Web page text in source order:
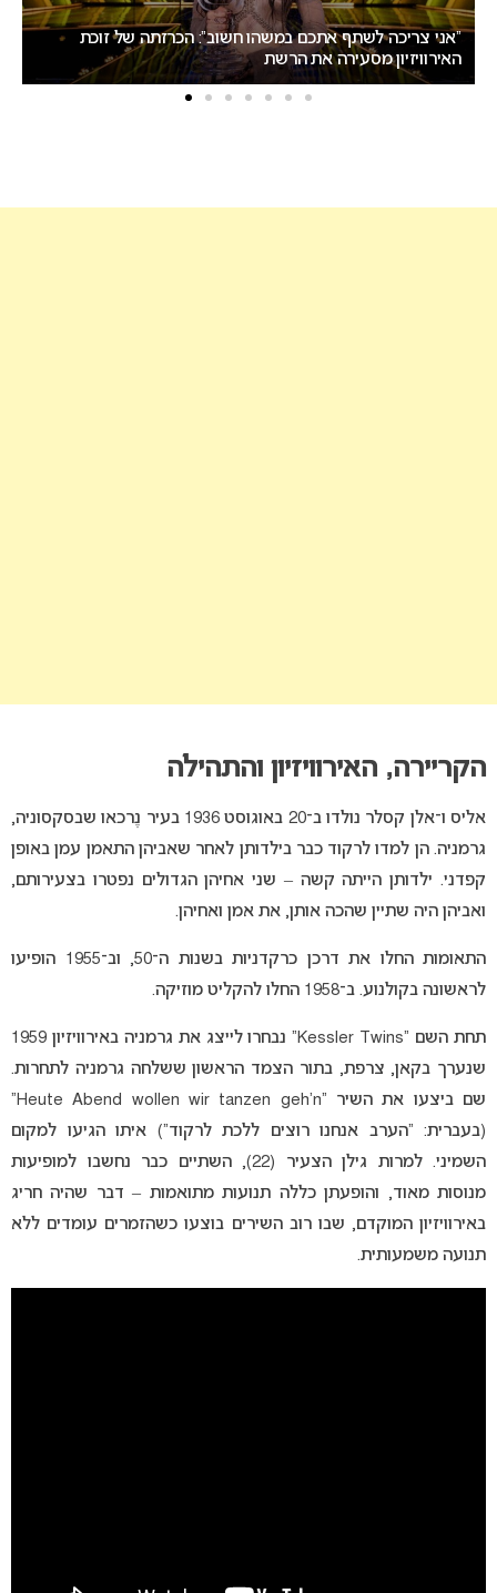
אירוויזיון 2027: ההתלבטות על התאריכים עלולה להשפיע על
ישראל
הקריירה, האירוויזיון והתהילה
אליס ו־אלן קסלר נולדו ב־20 באוגוסט 1936 בעיר נֶרכאו שבסקסוניה,
גרמניה. הן למדו לרקוד כבר בילדותן לאחר שאביהן התאמן עמן באופן
קפדני. ילדותן הייתה קשה – שני אחיהן הגדולים נפטרו בצעירותם,
ואביהן היה שתיין שהכה אותן, את אמן ואחיהן.
התאומות החלו את דרכן כרקדניות בשנות ה־50, וב־1955 הופיעו
לראשונה בקולנוע. ב־1958 החלו להקליט מוזיקה.
תחת השם “Kessler Twins” נבחרו לייצג את גרמניה באירוויזיון 1959
שנערך בקאן, צרפת, בתור הצמד הראשון ששלחה גרמניה לתחרות.
שם ביצעו את השיר “Heute Abend wollen wir tanzen geh’n”
(בעברית: “הערב אנחנו רוצים ללכת לרקוד”) איתו הגיעו למקום
השמיני. למרות גילן הצעיר (22), השתיים כבר נחשבו למופיעות
מנוסות מאוד, והופעתן כללה תנועות מתואמות – דבר שהיה חריג
באירוויזיון המוקדם, שבו רוב השירים בוצעו כשהזמרים עומדים ללא
תנועה משמעותית.